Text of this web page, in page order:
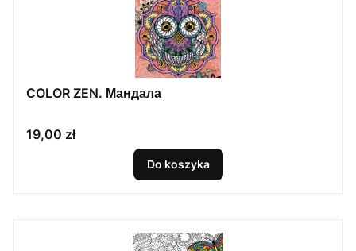
COLOR ZEN. Мандала
Cena
19,00 zł
Do koszyka